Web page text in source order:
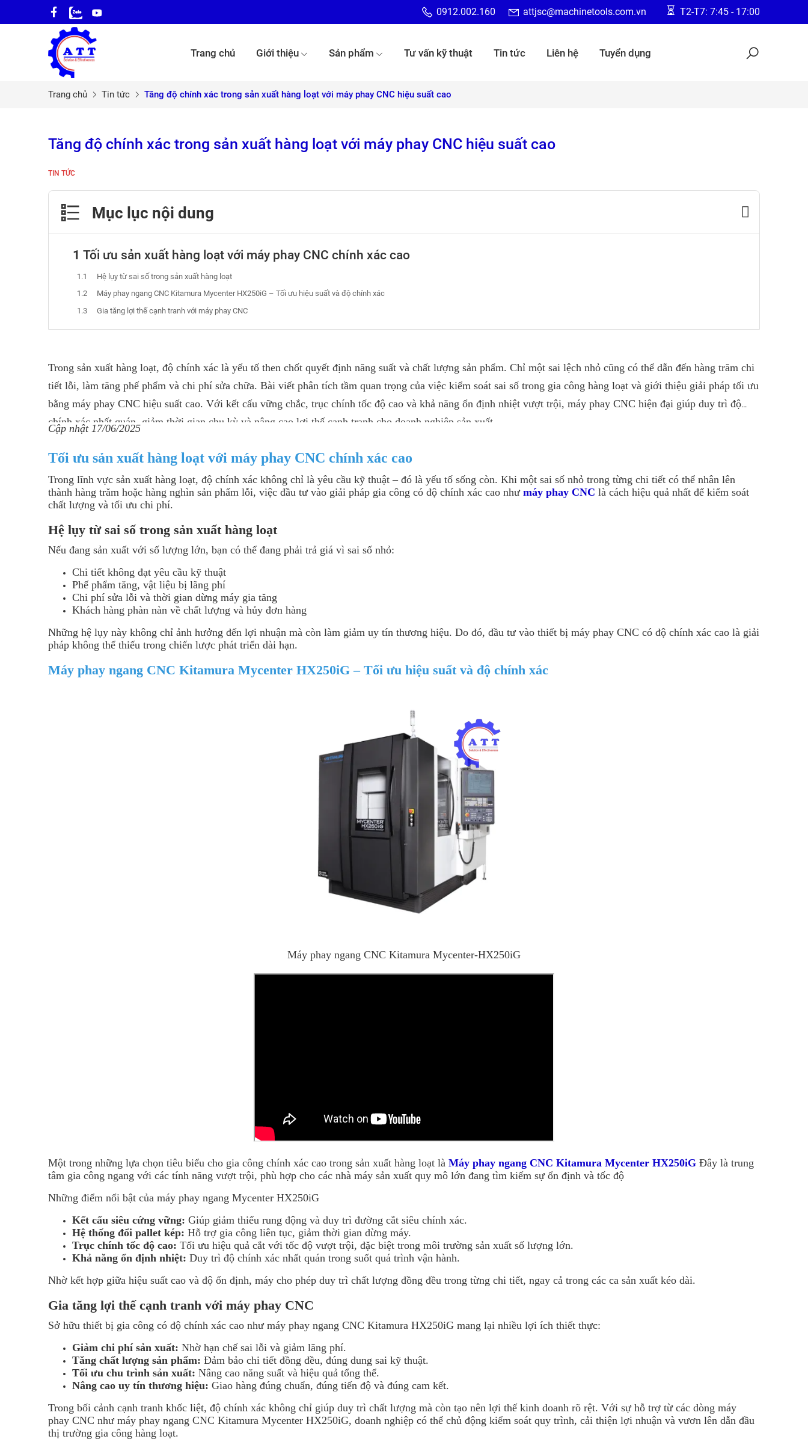
0912.002.160 attjsc@machinetools.com.vn T2-T7: 7:45 - 17:00
Trang chủ Giới thiệu Sản phẩm Tư vấn kỹ thuật Tin tức Liên hệ Tuyển dụng
Trang chủ Tin tức Tăng độ chính xác trong sản xuất hàng loạt với máy phay CNC hiệu suất cao
Tăng độ chính xác trong sản xuất hàng loạt với máy phay CNC hiệu suất cao
TIN TỨC
Mục lục nội dung
Tối ưu sản xuất hàng loạt với máy phay CNC chính xác cao
Hệ lụy từ sai số trong sản xuất hàng loạt
Máy phay ngang CNC Kitamura Mycenter HX250iG – Tối ưu hiệu suất và độ chính xác
Gia tăng lợi thế cạnh tranh với máy phay CNC
Trong sản xuất hàng loạt, độ chính xác là yếu tố then chốt quyết định năng suất và chất lượng sản phẩm. Chỉ một sai lệch nhỏ cũng có thể dẫn đến hàng trăm chi
tiết lỗi, làm tăng phế phẩm và chi phí sửa chữa. Bài viết phân tích tầm quan trọng của việc kiểm soát sai số trong gia công hàng loạt và giới thiệu giải pháp tối ưu
bằng máy phay CNC hiệu suất cao. Với kết cấu vững chắc, trục chính tốc độ cao và khả năng ổn định nhiệt vượt trội, máy phay CNC hiện đại giúp duy trì độ
chính xác nhất quán, giảm thời gian chu kỳ và nâng cao lợi thế cạnh tranh cho doanh nghiệp sản xuất.
Cập nhật 17/06/2025
Tối ưu sản xuất hàng loạt với máy phay CNC chính xác cao
Trong lĩnh vực sản xuất hàng loạt, độ chính xác không chỉ là yêu cầu kỹ thuật – đó là yếu tố sống còn. Khi một sai số nhỏ trong từng chi tiết có thể nhân lên
thành hàng trăm hoặc hàng nghìn sản phẩm lỗi, việc đầu tư vào giải pháp gia công có độ chính xác cao như máy phay CNC là cách hiệu quả nhất để kiểm soát
chất lượng và tối ưu chi phí.
Hệ lụy từ sai số trong sản xuất hàng loạt
Nếu đang sản xuất với số lượng lớn, bạn có thể đang phải trả giá vì sai số nhỏ:
Chi tiết không đạt yêu cầu kỹ thuật
Phế phẩm tăng, vật liệu bị lãng phí
Chi phí sửa lỗi và thời gian dừng máy gia tăng
Khách hàng phàn nàn về chất lượng và hủy đơn hàng
Những hệ lụy này không chỉ ảnh hưởng đến lợi nhuận mà còn làm giảm uy tín thương hiệu. Do đó, đầu tư vào thiết bị máy phay CNC có độ chính xác cao là giải
pháp không thể thiếu trong chiến lược phát triển dài hạn.
Máy phay ngang CNC Kitamura Mycenter HX250iG – Tối ưu hiệu suất và độ chính xác
Máy phay ngang CNC Kitamura Mycenter-HX250iG
Một trong những lựa chọn tiêu biểu cho gia công chính xác cao trong sản xuất hàng loạt là Máy phay ngang CNC Kitamura Mycenter HX250iG Đây là trung
tâm gia công ngang với các tính năng vượt trội, phù hợp cho các nhà máy sản xuất quy mô lớn đang tìm kiếm sự ổn định và tốc độ
Những điểm nổi bật của máy phay ngang Mycenter HX250iG
Kết cấu siêu cứng vững: Giúp giảm thiểu rung động và duy trì đường cắt siêu chính xác.
Hệ thống đổi pallet kép: Hỗ trợ gia công liên tục, giảm thời gian dừng máy.
Trục chính tốc độ cao: Tối ưu hiệu quả cắt với tốc độ vượt trội, đặc biệt trong môi trường sản xuất số lượng lớn.
Khả năng ổn định nhiệt: Duy trì độ chính xác nhất quán trong suốt quá trình vận hành.
Nhờ kết hợp giữa hiệu suất cao và độ ổn định, máy cho phép duy trì chất lượng đồng đều trong từng chi tiết, ngay cả trong các ca sản xuất kéo dài.
Gia tăng lợi thế cạnh tranh với máy phay CNC
Sở hữu thiết bị gia công có độ chính xác cao như máy phay ngang CNC Kitamura HX250iG mang lại nhiều lợi ích thiết thực:
Giảm chi phí sản xuất: Nhờ hạn chế sai lỗi và giảm lãng phí.
Tăng chất lượng sản phẩm: Đảm bảo chi tiết đồng đều, đúng dung sai kỹ thuật.
Tối ưu chu trình sản xuất: Nâng cao năng suất và hiệu quả tổng thể.
Nâng cao uy tín thương hiệu: Giao hàng đúng chuẩn, đúng tiến độ và đúng cam kết.
Trong bối cảnh cạnh tranh khốc liệt, độ chính xác không chỉ giúp duy trì chất lượng mà còn tạo nên lợi thế kinh doanh rõ rệt. Với sự hỗ trợ từ các dòng máy
phay CNC như máy phay ngang CNC Kitamura Mycenter HX250iG, doanh nghiệp có thể chủ động kiểm soát quy trình, cải thiện lợi nhuận và vươn lên dẫn đầu
thị trường gia công hàng loạt.